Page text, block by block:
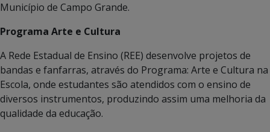
Município de Campo Grande.
Programa Arte e Cultura
A Rede Estadual de Ensino (REE) desenvolve projetos de
bandas e fanfarras, através do Programa: Arte e Cultura na
Escola, onde estudantes são atendidos com o ensino de
diversos instrumentos, produzindo assim uma melhoria da
qualidade da educação.